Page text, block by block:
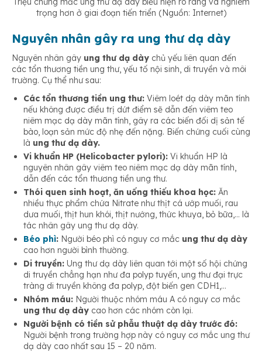
trọng hơn ở giai đoạn tiến triển (Nguồn: Internet)
Nguyên nhân gây ra ung thư dạ dày
Nguyên nhân gây ung thư dạ dày chủ yếu liên quan đến
các tổn thương tiền ung thư, yếu tố nội sinh, di truyền và môi
trường. Cụ thể như sau:
Các tổn thương tiền ung thư: Viêm loét dạ dày mãn tính
nếu không được điều trị dứt điểm sẽ dẫn đến viêm teo
niêm mạc dạ dày mãn tính, gây ra các biến đối dị sản tế
bào, loạn sản mức độ nhẹ đến nặng. Biến chứng cuối cùng
là ung thư dạ dày.
Vi khuẩn HP (Helicobacter pylori): Vi khuẩn HP là
nguyên nhân gây viêm teo niêm mạc dạ dày mãn tính,
dẫn đến các tổn thương tiền ung thư.
Thói quen sinh hoạt, ăn uống thiếu khoa học: Ăn
nhiều thực phẩm chứa Nitrate như thịt cá ướp muối, rau
dưa muối, thịt hun khói, thịt nướng, thức khuya, bỏ bữa,… là
tác nhân gây ung thư dạ dày.
Béo phì: Người béo phì có nguy cơ mắc ung thư dạ dày
cao hơn người bình thường.
Di truyền: Ung thư dạ dày liên quan tới một số hội chứng
di truyền chẳng hạn như đa polyp tuyến, ung thư đại trực
tràng di truyền không đa polyp, đột biến gen CDH1,…
Nhóm máu: Người thuộc nhóm máu A có nguy cơ mắc
ung thư dạ dày cao hơn các nhóm còn lại.
Người bệnh có tiền sử phẫu thuật dạ dày trước đó:
Người bệnh trong trường hợp này có nguy cơ mắc ung thư
dạ dày cao nhất sau 15 – 20 năm.